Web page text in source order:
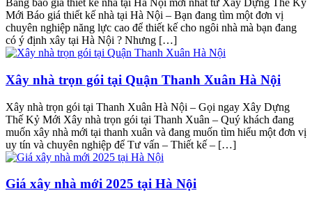
Bảng báo giá thiết kế nhà tại Hà Nội mới nhất từ Xây Dựng Thế Kỷ
Mới Báo giá thiết kế nhà tại Hà Nội – Bạn đang tìm một đơn vị
chuyên nghiệp năng lực cao để thiết kế cho ngôi nhà mà bạn đang
có ý định xây tại Hà Nội ? Nhưng […]
Xây nhà trọn gói tại Quận Thanh Xuân Hà Nội
Xây nhà trọn gói tại Thanh Xuân Hà Nội – Gọi ngay Xây Dựng
Thế Kỷ Mới Xây nhà trọn gói tại Thanh Xuân – Quý khách đang
muốn xây nhà mới tại thanh xuân và đang muốn tìm hiểu một đơn vị
uy tín và chuyên nghiệp để Tư vấn – Thiết kế – […]
Giá xây nhà mới 2025 tại Hà Nội